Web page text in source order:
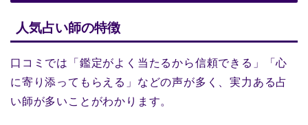
人気占い師の特徴
口コミでは「鑑定がよく当たるから信頼できる」「心
に寄り添ってもらえる」などの声が多く、実力ある占
い師が多いことがわかります。